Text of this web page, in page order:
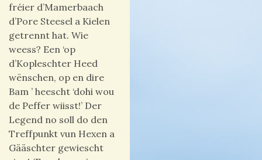
fréier d’Mamerbaach
d’Pore Steesel a Kielen
getrennt hat. Wie
weess? Een ‘op
d’Kopleschter Heed
wënschen, op en dire
Bam ’ heescht ‘dohi wou
de Peffer wiisst!’ Der
Legend no soll do den
Treffpunkt vun Hexen a
Gääschter gewiescht